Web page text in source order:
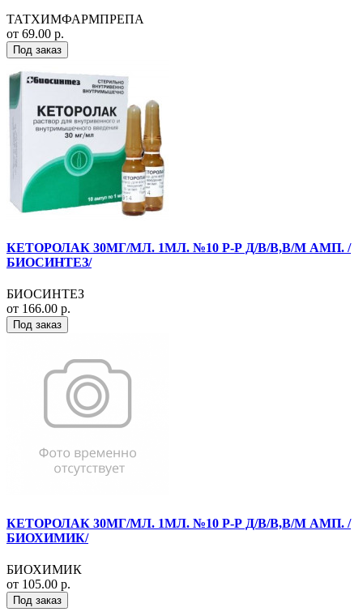
ТАТХИМФАРМПРЕПА
от 69.00 р.
Под заказ
КЕТОРОЛАК 30МГ/МЛ. 1МЛ. №10 Р-Р Д/В/В,В/М АМП. /
БИОСИНТЕЗ/
БИОСИНТЕЗ
от 166.00 р.
Под заказ
КЕТОРОЛАК 30МГ/МЛ. 1МЛ. №10 Р-Р Д/В/В,В/М АМП. /
БИОХИМИК/
БИОХИМИК
от 105.00 р.
Под заказ